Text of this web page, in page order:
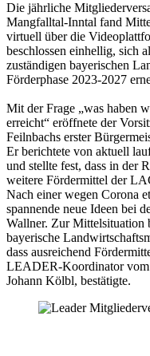
Die jährliche
Mangfalltal-Inntal fand
virtuell über die
beschlossen einhellig, sich
zuständigen bayerischen
Förderphase 2023-2027
Mit der Frage „was haben
erreicht“ eröffnete der
Feilnbachs erster
Er berichtete von aktuell
und stellte fest, dass in der
weitere Fördermittel der
Nach einer wegen Corona
spannende neue Ideen bei
Wallner. Zur Mittelsituation
bayerische
dass ausreichend
LEADER-Koordinator vom
Johann Kölbl, bestätigte.